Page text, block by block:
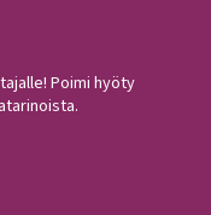
Poimi hyöty